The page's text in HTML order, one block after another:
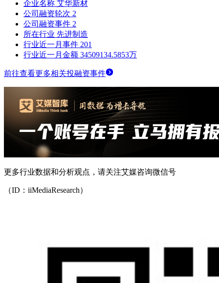
企业名称 艾华新材
公司融资轮次 2
公司融资事件 2
所在行业 先进制造
行业近一月事件 201
行业近一月金额 34509134.5853万
前往查看更多相关投融资事件
更多行业数据和分析观点，请关注艾媒咨询微信号
（ID：iiMediaResearch）